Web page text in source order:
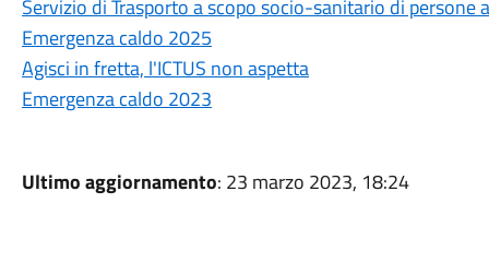
Servizio di Trasporto a scopo socio-sanitario di persone
Emergenza caldo 2025
Agisci in fretta, l'ICTUS non aspetta
Emergenza caldo 2023
Ultimo aggiornamento: 23 marzo 2023, 18:24